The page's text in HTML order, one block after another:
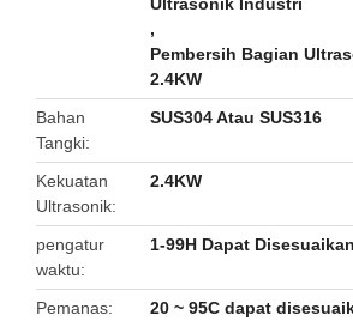
,
Pembersih Bagian
2.4KW
Bahan
Tangki
SUS304 Atau SUS316
Kekuatan
Ultrasonik
2.4KW
pengatur
waktu
1-99H Dapat Disesuaikan
Pemanas 20 ~ 95C dapat